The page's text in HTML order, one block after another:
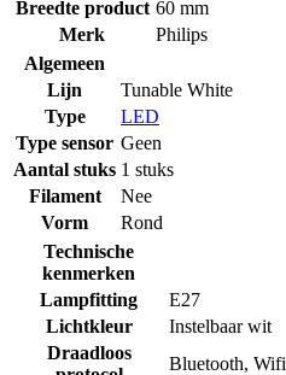
Breedte product 60 mm
Merk
Philips
Algemeen
Lijn
Tunable White
Type
LED
Type sensor Geen
Aantal stuks 1 stuks
Filament
Nee
Vorm
Rond
Technische
kenmerken
Lampfitting
E27
Lichtkleur
Instelbaar wit
Draadloos
Bluetooth, Wifi